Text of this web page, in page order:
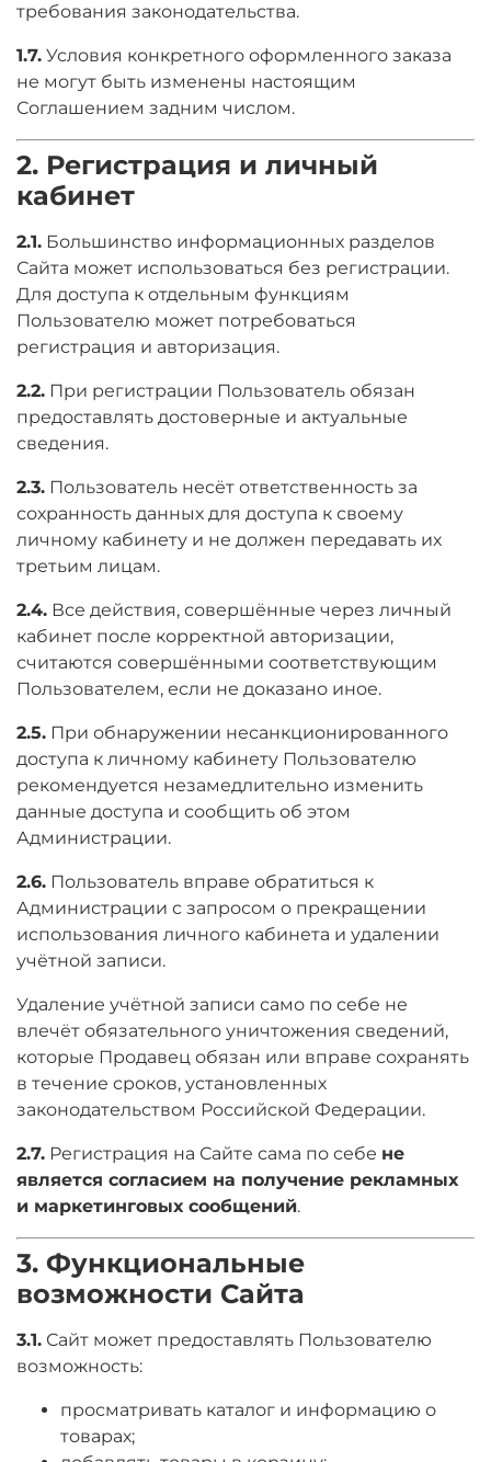
требования законодательства.
1.7. Условия конкретного оформленного заказа
не могут быть изменены настоящим
Соглашением задним числом.
2. Регистрация и личный
кабинет
2.1. Большинство информационных разделов
Сайта может использоваться без регистрации.
Для доступа к отдельным функциям
Пользователю может потребоваться
регистрация и авторизация.
2.2. При регистрации Пользователь обязан
предоставлять достоверные и актуальные
сведения.
2.3. Пользователь несёт ответственность за
сохранность данных для доступа к своему
личному кабинету и не должен передавать их
третьим лицам.
2.4. Все действия, совершённые через личный
кабинет после корректной авторизации,
считаются совершёнными соответствующим
Пользователем, если не доказано иное.
2.5. При обнаружении несанкционированного
доступа к личному кабинету Пользователю
рекомендуется незамедлительно изменить
данные доступа и сообщить об этом
Администрации.
2.6. Пользователь вправе обратиться к
Администрации с запросом о прекращении
использования личного кабинета и удалении
учётной записи.
Удаление учётной записи само по себе не
влечёт обязательного уничтожения сведений,
которые Продавец обязан или вправе сохранять
в течение сроков, установленных
законодательством Российской Федерации.
2.7. Регистрация на Сайте сама по себе не
является согласием на получение рекламных
и маркетинговых сообщений.
3. Функциональные
возможности Сайта
3.1. Сайт может предоставлять Пользователю
возможность:
просматривать каталог и информацию о
товарах;